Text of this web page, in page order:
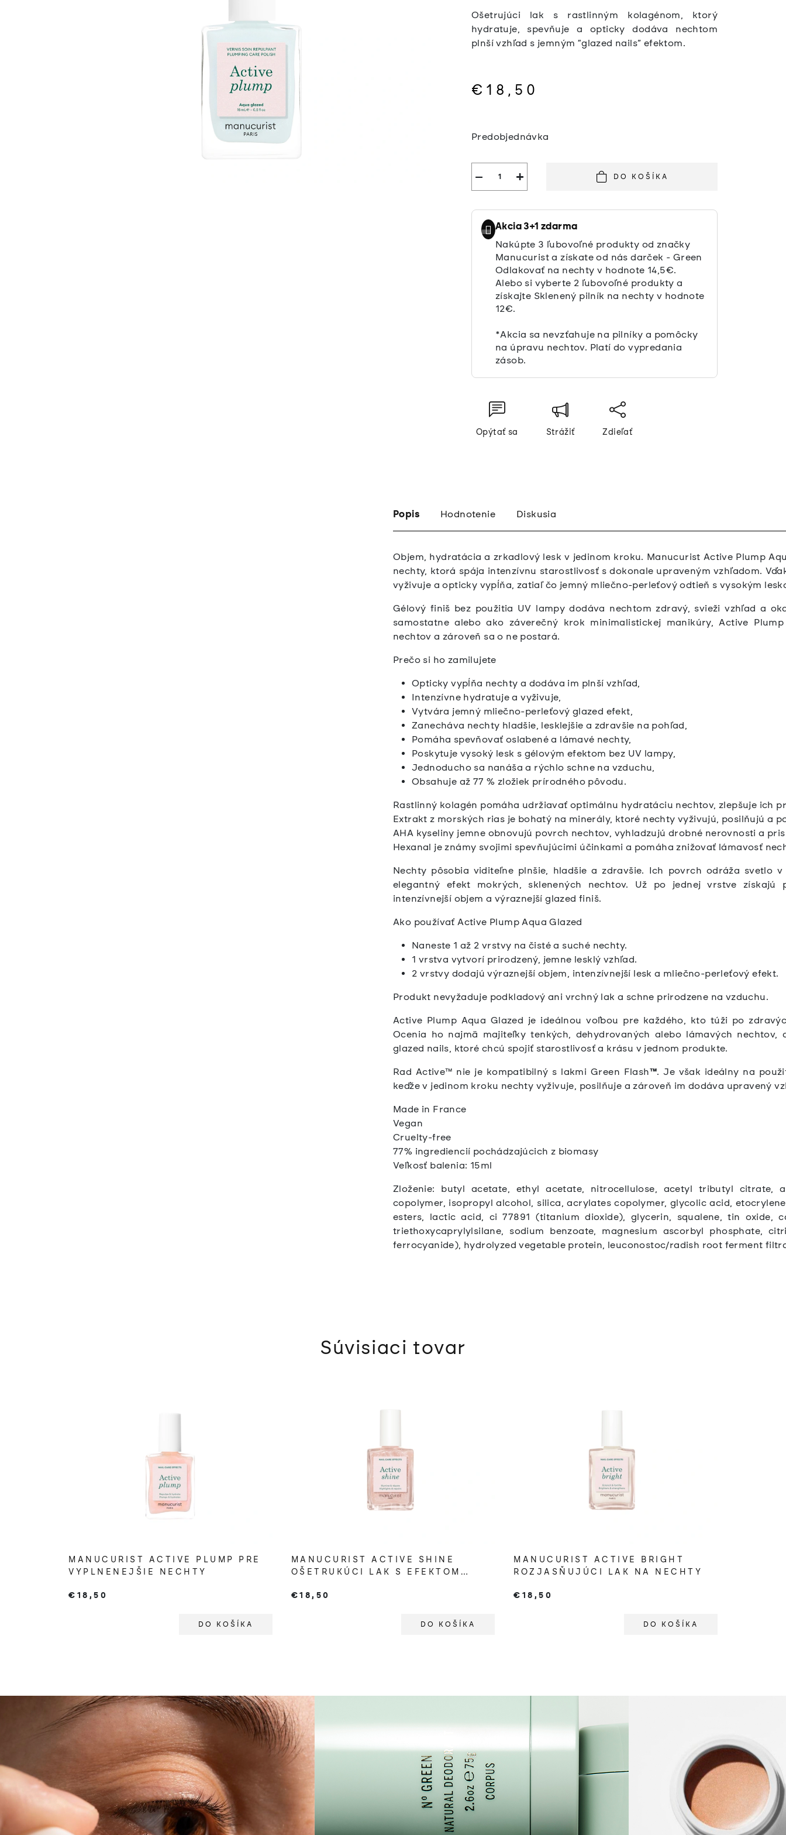
Ošetrujúci lak s rastlinným kolagénom, ktorý
hydratuje, spevňuje a opticky dodáva nechtom
plnší vzhľad s jemným “glazed nails” efektom.
€18,50
cena:
Predobjednávka
+
− DO KOŠÍKA
Akcia 3+1 zdarma
Nakúpte 3 ľubovoľné produkty od značky
Manucurist a získate od nás darček - Green
Odlakovať na nechty v hodnote 14,5€.
Alebo si vyberte 2 ľubovoľné produkty a
získajte Sklenený pilník na nechty v hodnote
12€.
*Akcia sa nevzťahuje na pilníky a pomôcky
na úpravu nechtov. Platí do vypredania
zásob.
Opýtať sa Strážiť Zdieľať
Popis Hodnotenie Diskusia
Objem, hydratácia a zrkadlový lesk v jedinom kroku. Manucurist Active Plump
nechty, ktorá spája intenzívnu starostlivosť s dokonale upraveným vzhľadom.
vyživuje a opticky vypĺňa, zatiaľ čo jemný mliečno-perleťový odtieň s vysokým
Gélový finiš bez použitia UV lampy dodáva nechtom zdravý, svieži vzhľad a
samostatne alebo ako záverečný krok minimalistickej manikúry, Active
nechtov a zároveň sa o ne postará.
Prečo si ho zamilujete
Opticky vypĺňa nechty a dodáva im plnší vzhľad,
Intenzívne hydratuje a vyživuje,
Vytvára jemný mliečno-perleťový glazed efekt,
Zanecháva nechty hladšie, lesklejšie a zdravšie na pohľad,
Pomáha spevňovať oslabené a lámavé nechty,
Poskytuje vysoký lesk s gélovým efektom bez UV lampy,
Jednoducho sa nanáša a rýchlo schne na vzduchu,
Obsahuje až 77 % zložiek prírodného pôvodu.
Rastlinný kolagén pomáha udržiavať optimálnu hydratáciu nechtov, zlepšuje ich
Extrakt z morských rias je bohatý na minerály, ktoré nechty vyživujú, posilňujú a
AHA kyseliny jemne obnovujú povrch nechtov, vyhladzujú drobné nerovnosti a
Hexanal je známy svojimi spevňujúcimi účinkami a pomáha znižovať lámavosť
Nechty pôsobia viditeľne plnšie, hladšie a zdravšie. Ich povrch odráža svetlo
elegantný efekt mokrých, sklenených nechtov. Už po jednej vrstve získajú
intenzívnejší objem a výraznejší glazed finiš.
Ako používať Active Plump Aqua Glazed
Naneste 1 až 2 vrstvy na čisté a suché nechty.
1 vrstva vytvorí prirodzený, jemne lesklý vzhľad.
2 vrstvy dodajú výraznejší objem, intenzívnejší lesk a mliečno-perleťový efekt.
Produkt nevyžaduje podkladový ani vrchný lak a schne prirodzene na vzduchu.
Active Plump Aqua Glazed je ideálnou voľbou pre každého, kto túži po
Ocenia ho najmä majiteľky tenkých, dehydrovaných alebo lámavých
glazed nails, ktoré chcú spojiť starostlivosť a krásu v jednom produkte.
Rad Active™ nie je kompatibilný s lakmi Green Flash™. Je však ideálny na
keďže v jedinom kroku nechty vyživuje, posilňuje a zároveň im dodáva upravený
Made in France
Vegan
Cruelty-free
77% ingrediencií pochádzajúcich z biomasy
Veľkosť balenia: 15ml
Zloženie: butyl acetate, ethyl acetate, nitrocellulose, acetyl tributyl citrate,
copolymer, isopropyl alcohol, silica, acrylates copolymer, glycolic acid,
esters, lactic acid, ci 77891 (titanium dioxide), glycerin, squalene, tin oxide,
triethoxycaprylylsilane, sodium benzoate, magnesium ascorbyl phosphate,
ferrocyanide), hydrolyzed vegetable protein, leuconostoc/radish root ferment
Súvisiaci tovar
MANUCURIST ACTIVE PLUMP PRE
VYPLNENEJŠIE NECHTY
€18,50
DO KOŠÍKA
MANUCURIST ACTIVE SHINE
OŠETRUKÚCI LAK S EFEKTOM
€18,50
DO KOŠÍKA
MANUCURIST ACTIVE BRIGHT
ROZJASŇUJÚCI LAK NA NECHTY
€18,50
DO KOŠÍKA